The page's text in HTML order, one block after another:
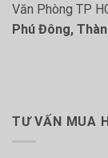
Văn Phòng TP
Phú Đông,
TƯ VẤN MUA